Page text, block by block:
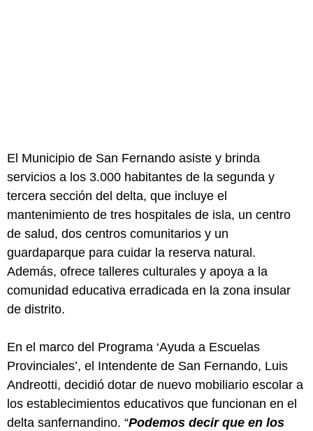
El Municipio de San Fernando asiste y brinda
servicios a los 3.000 habitantes de la segunda y
tercera sección del delta, que incluye el
mantenimiento de tres hospitales de isla, un centro
de salud, dos centros comunitarios y un
guardaparque para cuidar la reserva natural.
Además, ofrece talleres culturales y apoya a la
comunidad educativa erradicada en la zona insular
de distrito.
En el marco del Programa ‘Ayuda a Escuelas
Provinciales’, el Intendente de San Fernando, Luis
Andreotti, decidió dotar de nuevo mobiliario escolar a
los establecimientos educativos que funcionan en el
delta sanfernandino. “Podemos decir que en los